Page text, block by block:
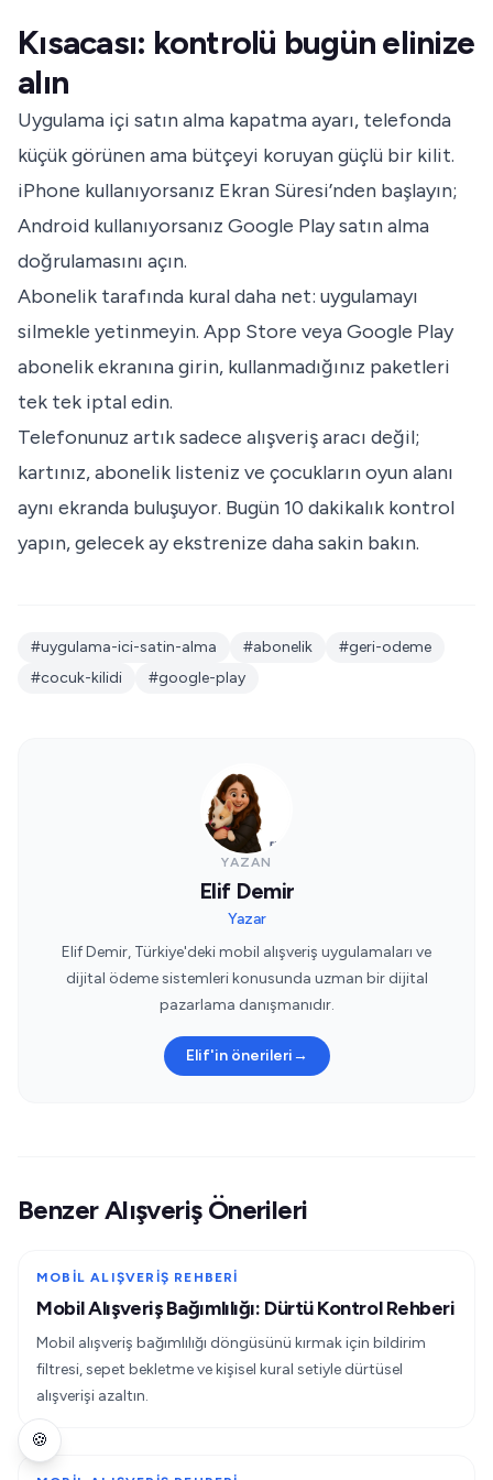
çekilen tutarla arama yapın; işlem başka aile üyesinin hesabından
yapılmış olabilir.
Kısacası: kontrolü bugün elinize
alın
Uygulama içi satın alma kapatma ayarı, telefonda
küçük görünen ama bütçeyi koruyan güçlü bir kilit.
iPhone kullanıyorsanız Ekran Süresi’nden başlayın;
Android kullanıyorsanız Google Play satın alma
doğrulamasını açın.
Abonelik tarafında kural daha net: uygulamayı
silmekle yetinmeyin. App Store veya Google Play
abonelik ekranına girin, kullanmadığınız paketleri
tek tek iptal edin.
Telefonunuz artık sadece alışveriş aracı değil;
kartınız, abonelik listeniz ve çocukların oyun alanı
aynı ekranda buluşuyor. Bugün 10 dakikalık kontrol
yapın, gelecek ay ekstrenize daha sakin bakın.
#uygulama-ici-satin-alma #abonelik
#geri-odeme
#cocuk-kilidi
#google-play
YAZAN
Elif Demir
Yazar
Elif Demir, Türkiye'deki mobil alışveriş uygulamaları ve
dijital ödeme sistemleri konusunda uzman bir dijital
pazarlama danışmanıdır.
Elif'in önerileri→
Benzer Alışveriş Önerileri
MOBIL ALIŞVERIŞ REHBERI
Mobil Alışveriş Bağımlılığı: Dürtü Kontrol Rehberi
Mobil alışveriş bağımlılığı döngüsünü kırmak için bildirim
filtresi, sepet bekletme ve kişisel kural setiyle dürtüsel
alışverişi azaltın.
🍪